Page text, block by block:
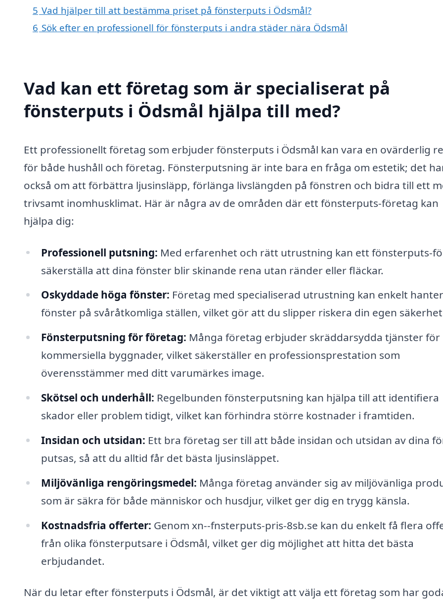
5 Vad hjälper till att bestämma priset på fönsterputs i Ödsmål?
6 Sök efter en professionell för fönsterputs i andra städer nära Ödsmål
Vad kan ett företag som är specialiserat på
fönsterputs i Ödsmål hjälpa till med?
Ett professionellt företag som erbjuder fönsterputs i Ödsmål kan vara en ovärderlig
för både hushåll och företag. Fönsterputsning är inte bara en fråga om estetik; det
också om att förbättra ljusinsläpp, förlänga livslängden på fönstren och bidra till ett
trivsamt inomhusklimat. Här är några av de områden där ett fönsterputs-företag kan
hjälpa dig:
Professionell putsning: Med erfarenhet och rätt utrustning kan ett fönsterputs-
säkerställa att dina fönster blir skinande rena utan ränder eller fläckar.
Oskyddade höga fönster: Företag med specialiserad utrustning kan enkelt
fönster på svåråtkomliga ställen, vilket gör att du slipper riskera din egen
Fönsterputsning för företag: Många företag erbjuder skräddarsydda tjänster för
kommersiella byggnader, vilket säkerställer en professionsprestation som
överensstämmer med ditt varumärkes image.
Skötsel och underhåll: Regelbunden fönsterputsning kan hjälpa till att identifiera
skador eller problem tidigt, vilket kan förhindra större kostnader i framtiden.
Insidan och utsidan: Ett bra företag ser till att både insidan och utsidan av dina
putsas, så att du alltid får det bästa ljusinsläppet.
Miljövänliga rengöringsmedel: Många företag använder sig av miljövänliga
som är säkra för både människor och husdjur, vilket ger dig en trygg känsla.
Kostnadsfria offerter: Genom xn--fnsterputs-pris-8sb.se kan du enkelt få flera
från olika fönsterputsare i Ödsmål, vilket ger dig möjlighet att hitta det bästa
erbjudandet.
När du letar efter fönsterputs i Ödsmål, är det viktigt att välja ett företag som har